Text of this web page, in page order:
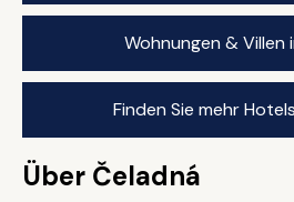
Wohnungen & Villen
Finden Sie mehr
Über Čeladná